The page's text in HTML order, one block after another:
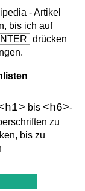
- Artikel
bis ich auf
drücken
bis <h6>-
zu
bis zu